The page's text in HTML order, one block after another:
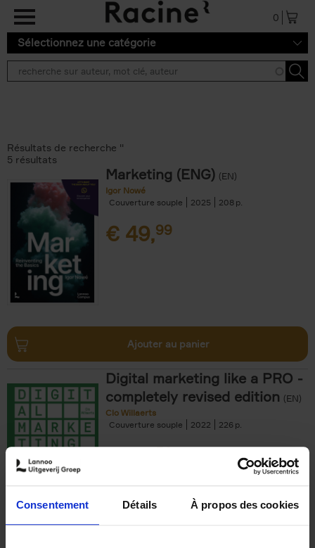
Consentement Détails À propos des cookies
Aller au contenu principal
0
Sélectionnez une catégorie
Résultats de recherche ''
5 résultats
Marketing (ENG) (EN)
Igor Nowé
Couverture souple
2025 208
€ 49,99
Ajouter au panier
Digital marketing like a PRO -
completely revised edition (EN)
Clo Willaerts
Couverture souple
2022 226
€35,50